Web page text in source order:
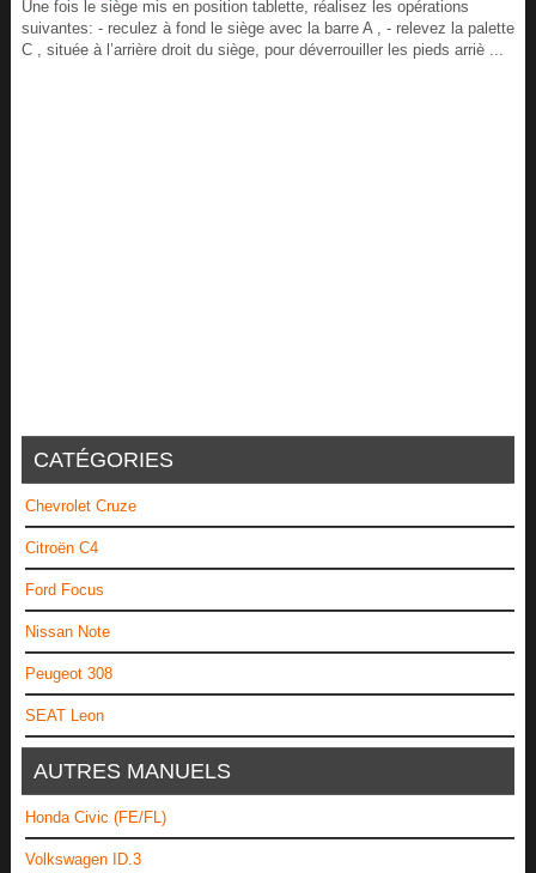
Une fois le siège mis en position tablette, réalisez les opérations
suivantes: - reculez à fond le siège avec la barre A , - relevez la palette
C , située à l’arrière droit du siège, pour déverrouiller les pieds arriè ...
CATÉGORIES
Chevrolet Cruze
Citroën C4
Ford Focus
Nissan Note
Peugeot 308
SEAT Leon
AUTRES MANUELS
Honda Civic (FE/FL)
Volkswagen ID.3